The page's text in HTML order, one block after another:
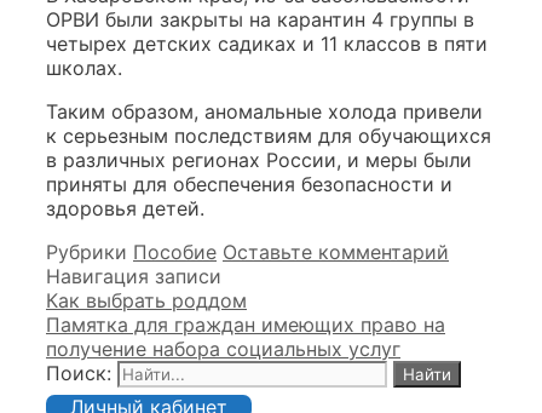
ОРВИ были закрыты на карантин 4 группы в
четырех детских садиках и 11 классов в пяти
школах.
Таким образом, аномальные холода привели
к серьезным последствиям для обучающихся
в различных регионах России, и меры были
приняты для обеспечения безопасности и
здоровья детей.
Рубрики Пособие Оставьте комментарий
Навигация записи
Как выбрать роддом
Памятка для граждан имеющих право на
получение набора социальных услуг
Поиск:
Личный кабинет